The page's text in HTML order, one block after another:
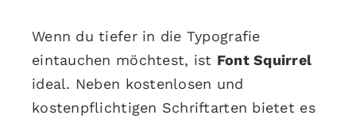
Wenn du tiefer in die Typografie
eintauchen möchtest, ist Font Squirrel
ideal. Neben kostenlosen und
kostenpflichtigen Schriftarten bietet es